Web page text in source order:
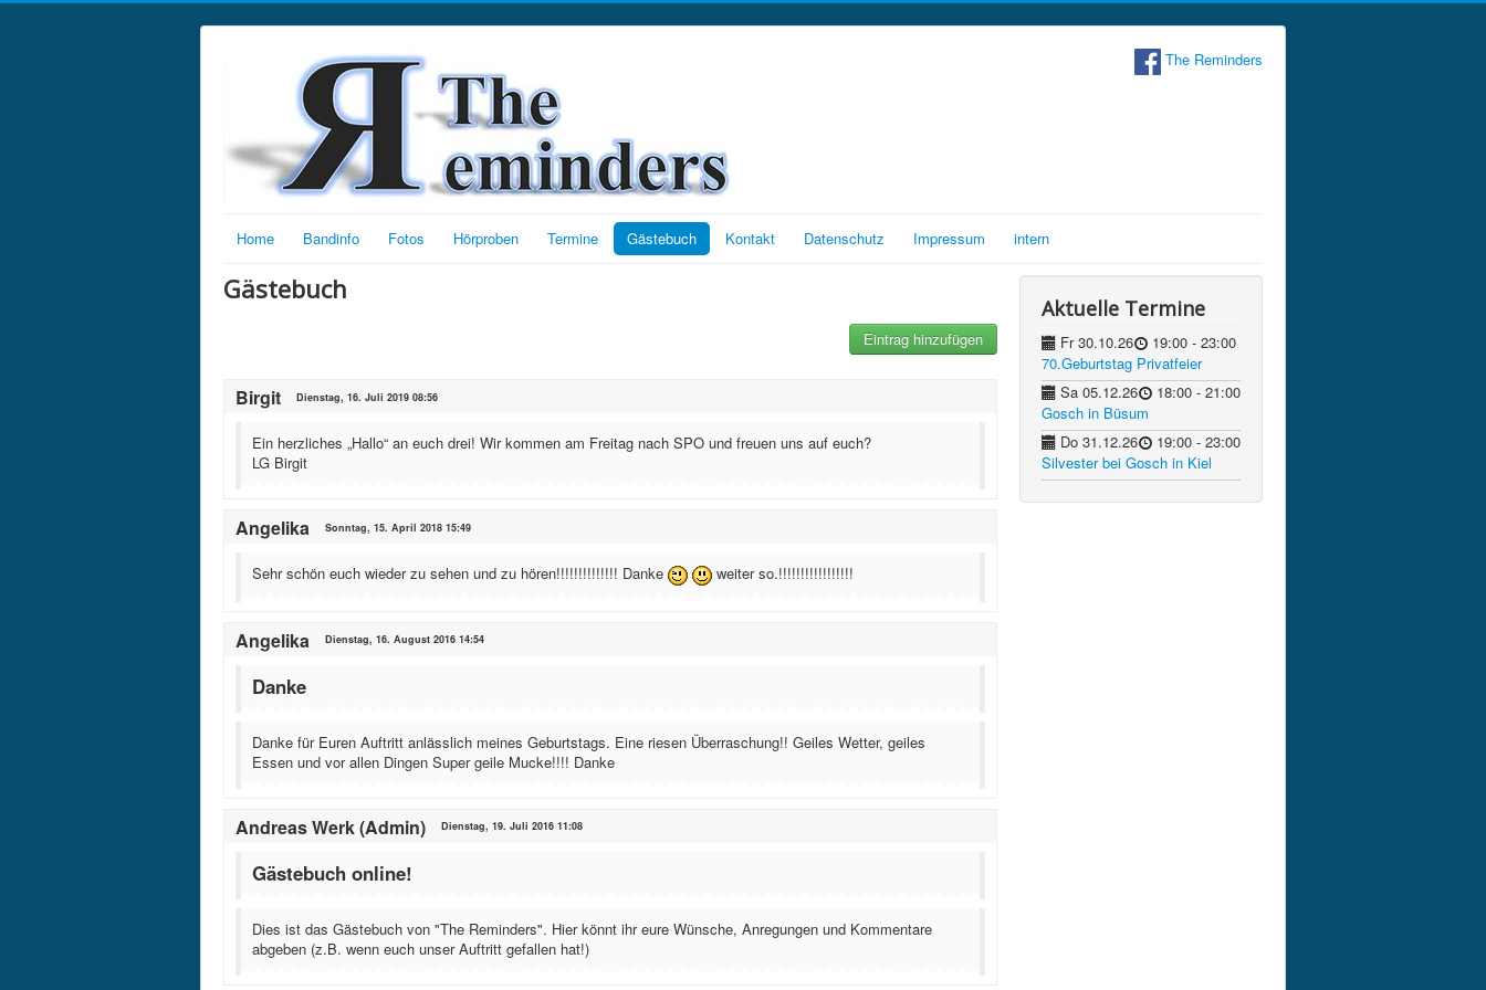
The Reminders
Home Bandinfo Fotos Hörproben Termine Gästebuch Kontakt Datenschutz Impressum intern
Gästebuch
Eintrag hinzufügen
Birgit Dienstag, 16. Juli 2019 08:56
Ein herzliches „Hallo“ an euch drei! Wir kommen am Freitag nach SPO und freuen uns auf euch?
LG Birgit
Angelika Sonntag, 15. April 2018 15:49
Sehr schön euch wieder zu sehen und zu hören!!!!!!!!!!!!!! Danke weiter so.!!!!!!!!!!!!!!!!!
Angelika Dienstag, 16. August 2016 14:54
Danke
Danke für Euren Auftritt anlässlich meines Geburtstags. Eine riesen Überraschung!! Geiles Wetter, geiles
Essen und vor allen Dingen Super geile Mucke!!!! Danke
Andreas Werk (Admin) Dienstag, 19. Juli 2016 11:08
Gästebuch online!
Dies ist das Gästebuch von "The Reminders". Hier könnt ihr eure Wünsche, Anregungen und Kommentare
abgeben (z.B. wenn euch unser Auftritt gefallen hat!)
Aktuelle Termine
Fr 30.10.26 19:00 - 23:00
70.Geburtstag Privatfeier
Sa 05.12.26
18:00 - 21:00
Gosch in Büsum
Do 31.12.26
19:00 - 23:00
Silvester bei Gosch in Kiel